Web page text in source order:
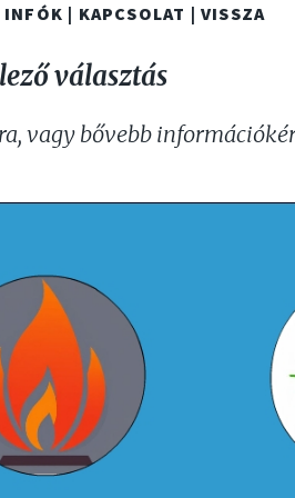
INFÓK | KAPCSOLAT | VISSZA
választás
vagy bővebb